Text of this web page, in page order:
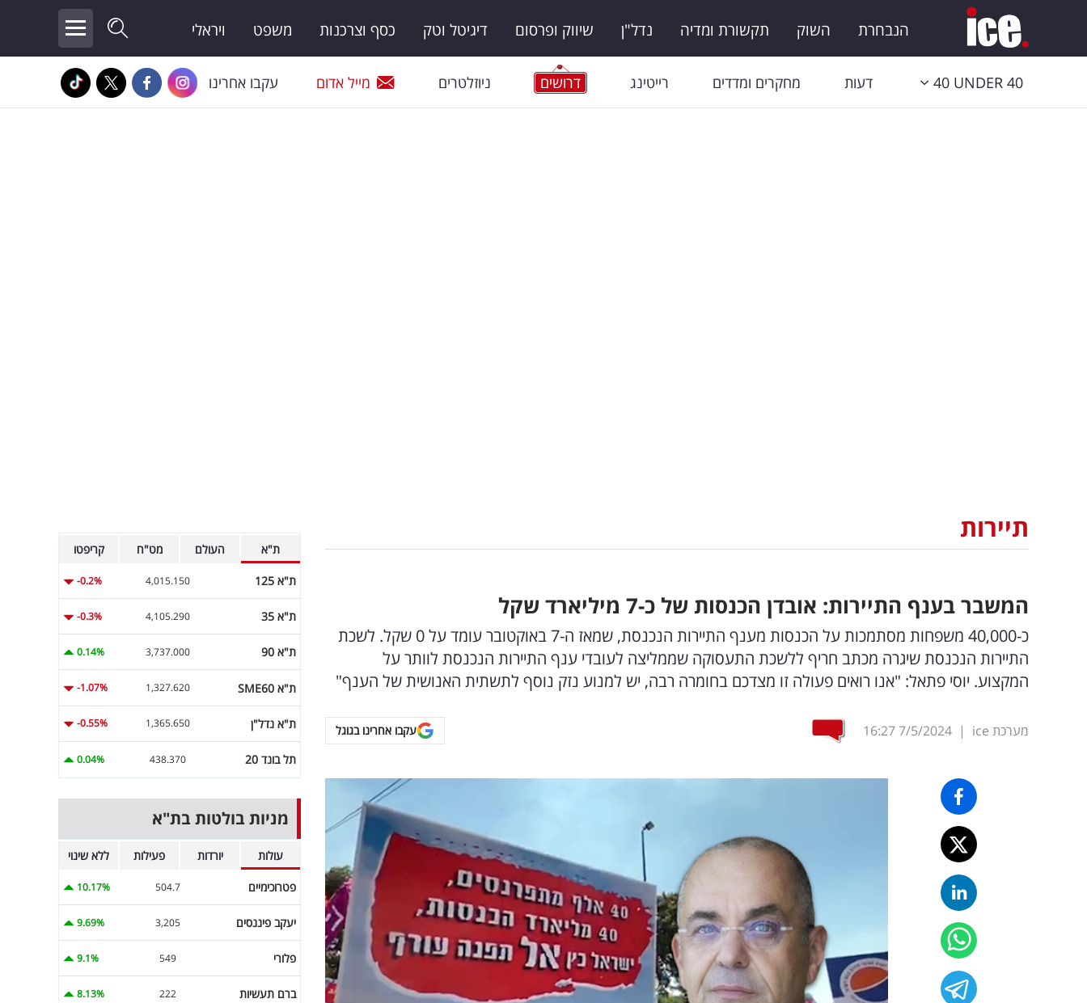
הנבחרת השוק תקשורת ומדיה נדל"ן שיווק ופרסום דיגיטל וטק כסף וצרכנות משפט ויראלי
40 UNDER 40 דעות מחקרים ומדדים רייטינג דרושים ניוזלטרים מייל אדום עקבו אחרינו
תיירות
המשבר בענף התיירות: אובדן הכנסות של כ-7 מיליארד שקל
כ-40,000 משפחות מסתמכות על הכנסות מענף התיירות הנכנסת, שמאז ה-7 באוקטובר עומד על 0 שקל. לשכת
התיירות הנכנסת שיגרה מכתב חריף ללשכת התעסוקה שממליצה לעובדי ענף התיירות הנכנסת לוותר על
המקצוע. יוסי פתאל: "אנו רואים פעולה זו מצדכם בחומרה רבה, יש למנוע נזק נוסף לתשתית האנושית של הענף"
מערכת ice |
7/5/2024
16:27 עקבו אחרינו בגוגל
ת"א העולם מט"ח קריפטו
ת"א 125 4,015.150
-0.2%
ת"א 35 4,105.290
-0.3%
ת"א 90 3,737.000
0.14%
ת"א SME60 1,327.620
-1.07%
ת"א נדל"ן 1,365.650
-0.55%
תל בונד 20 438.370
0.04%
מניות בולטות בת"א
עולות יורדות פעילות ללא שינוי
פטרוכימיים 504.7
10.17%
יעקב פיננסים 3,205
9.69%
פלורי 549
9.1%
ברם תעשיות 222
8.13%